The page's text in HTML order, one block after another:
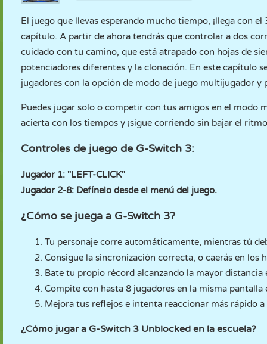
El juego que llevas esperando mucho tiempo, ¡llega con
capítulo. A partir de ahora tendrás que controlar a dos
cuidado con tu camino, que está atrapado con hojas de
potenciadores diferentes y la clonación. En este capítulo
jugadores con la opción de modo de juego multijugador y
Puedes jugar solo o competir con tus amigos en el modo
acierta con los tiempos y ¡sigue corriendo sin bajar el
Controles de juego de G-Switch 3:
Jugador 1: "LEFT-CLICK"
Jugador 2-8: Defínelo desde el menú del juego.
¿Cómo se juega a G-Switch 3?
Tu personaje corre automáticamente, mientras tú
Consigue la sincronización correcta, o caerás en los
Bate tu propio récord alcanzando la mayor distancia
Compite con hasta 8 jugadores en la misma
Mejora tus reflejos e intenta reaccionar más rápido
¿Cómo jugar a G-Switch 3 Unblocked en la escuela?